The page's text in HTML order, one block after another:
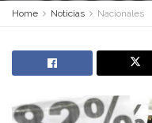
Home Noticias Nacionales